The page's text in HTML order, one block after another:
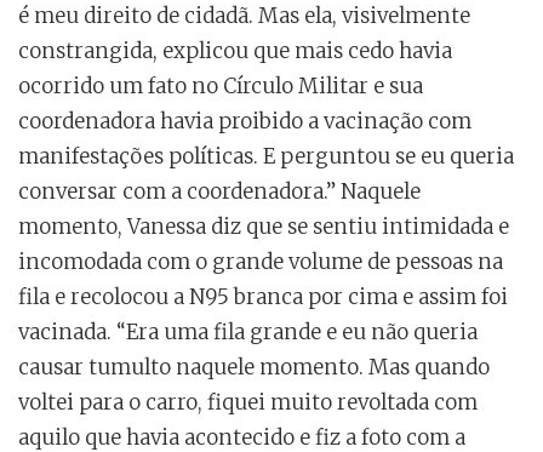
é meu direito de cidadã. Mas ela, visivelmente
constrangida, explicou que mais cedo havia
ocorrido um fato no Círculo Militar e sua
coordenadora havia proibido a vacinação com
manifestações políticas. E perguntou se eu queria
conversar com a coordenadora.” Naquele
momento, Vanessa diz que se sentiu intimidada e
incomodada com o grande volume de pessoas na
fila e recolocou a N95 branca por cima e assim foi
vacinada. “Era uma fila grande e eu não queria
causar tumulto naquele momento. Mas quando
voltei para o carro, fiquei muito revoltada com
aquilo que havia acontecido e fiz a foto com a